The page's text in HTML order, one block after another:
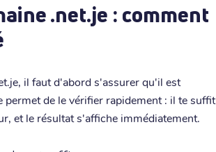
.net.je : comment
il faut d'abord s'assurer qu'il est
de le vérifier rapidement : il te suffit
et le résultat s'affiche immédiatement.